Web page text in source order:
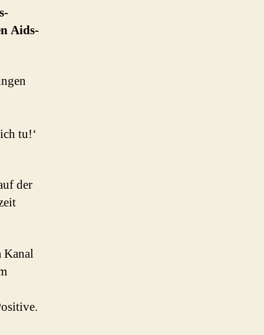
Aids-
tu!‘
der
Kanal